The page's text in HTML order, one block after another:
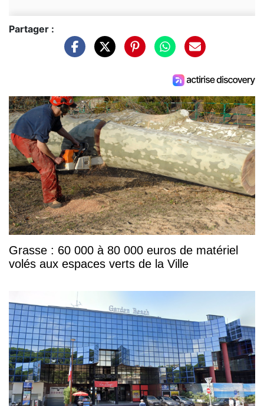
Partager :
Grasse : 60 000 à 80 000 euros de matériel
volés aux espaces verts de la Ville